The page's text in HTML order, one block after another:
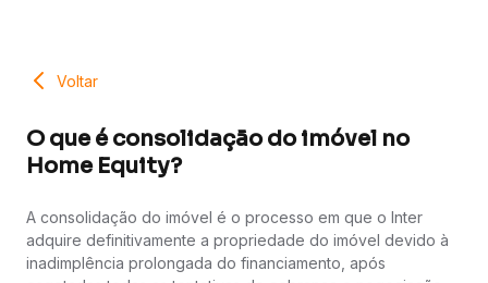
Voltar
O que é consolidação do imóvel no
Home Equity?
A consolidação do imóvel é o processo em que o Inter
adquire definitivamente a propriedade do imóvel devido à
inadimplência prolongada do financiamento, após